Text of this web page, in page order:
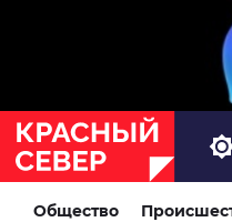
Общество